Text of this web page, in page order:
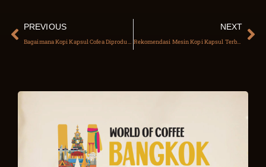
PREVIOUS
Bagaimana Kopi Kapsul Cofea Diproduksi?
NEXT
Rekomendasi Mesin Kopi Kapsul Terbaik: Cofea Igis V24+ Red untuk Kopi Praktis Setiap Hari